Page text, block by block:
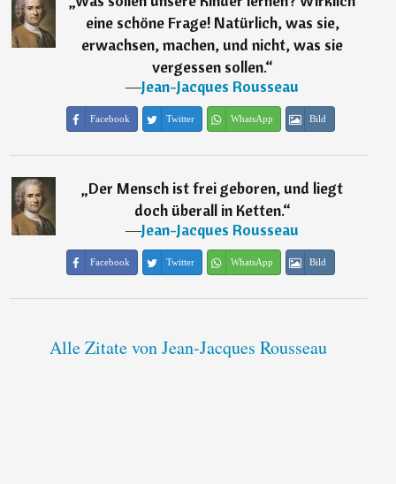
eine schöne Frage! Natürlich, was sie,
erwachsen, machen, und nicht, was sie
vergessen sollen.“
―Jean-Jacques Rousseau
Facebook Twitter WhatsApp Bild
„Der Mensch ist frei geboren, und liegt
doch überall in Ketten.“
―Jean-Jacques Rousseau
Facebook Twitter WhatsApp Bild
Alle Zitate von Jean-Jacques Rousseau